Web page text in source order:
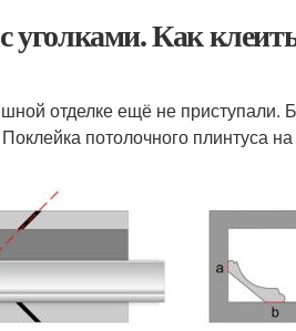
уголками. Как
отделке ещё не приступали.
потолочного плинтуса